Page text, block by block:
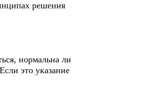
решения
нормальна ли
это указание